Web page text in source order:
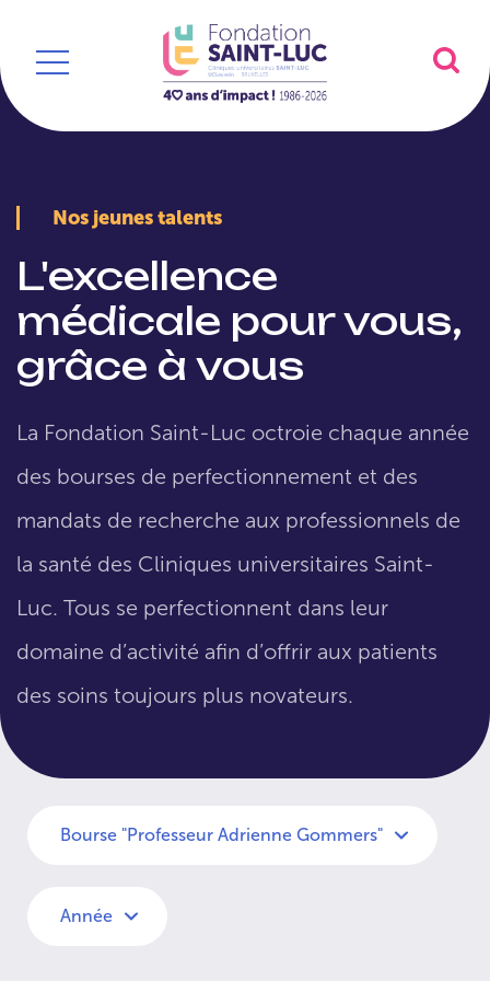
Nos jeunes talents
L'excellence
médicale pour vous,
grâce à vous
La Fondation Saint-Luc octroie chaque année
des bourses de perfectionnement et des
mandats de recherche aux professionnels de
la santé des Cliniques universitaires Saint-
Luc. Tous se perfectionnent dans leur
domaine d’activité afin d’offrir aux patients
des soins toujours plus novateurs.
Bourse "Professeur Adrienne Gommers"
Année